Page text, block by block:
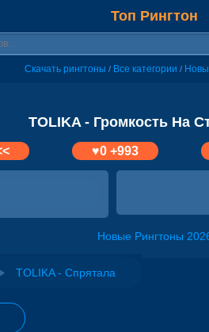
Топ Рингтон
Скачать рингтоны / Все категории /
TOLIKA - Громкость На
♥0+993
Новые Рингтоны
TOLIKA - Спрятала